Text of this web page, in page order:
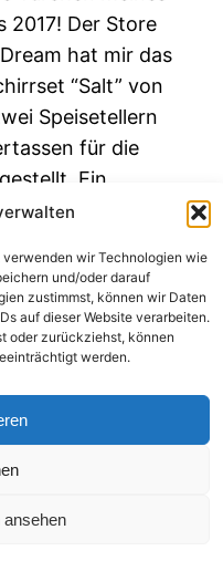
verwenden wir Technologien wie
und/oder darauf
zustimmst, können wir Daten
auf dieser Website verarbeiten.
oder zurückziehst, können
werden.
ansehen
2017! Der Store
hat mir das
“Salt” von
Speisetellern
für die
Ein
Blogabo